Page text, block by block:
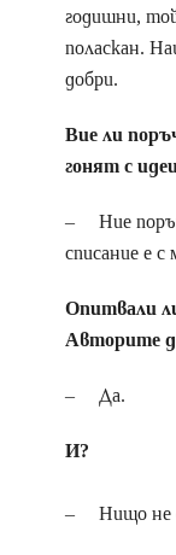
годишни,
поласкан.
добри.
Вие ли
гонят с
– Ние
списание е
Опитвали
Авторите
– Да.
И?
– Нищо не